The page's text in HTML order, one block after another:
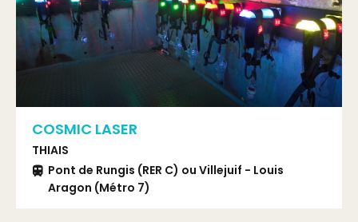
COSMIC LASER
THIAIS
Pont de Rungis (RER C) ou Villejuif - Louis
Aragon (Métro 7)